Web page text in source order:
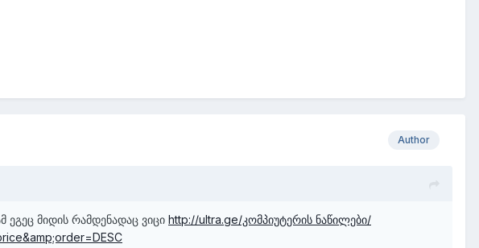
Author
ეგეც მიდის რამდენადაც ვიცი http://ultra.ge/კომპიუტერის ნაწილები/